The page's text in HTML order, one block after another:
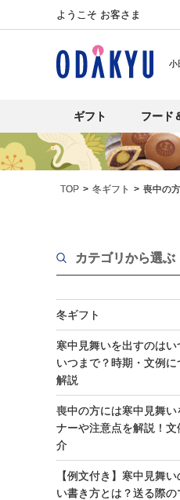
ようこそ お客さま
小
ギフト フード
TOP 冬ギフト 喪中の
カテゴリから選ぶ
冬ギフト
寒中見舞いを出すのはい
いつまで？時期・文例に
解説
喪中の方には寒中見舞い
ナーや注意点を解説！文
介
【例文付き】寒中見舞い
い書き方とは？送る際の